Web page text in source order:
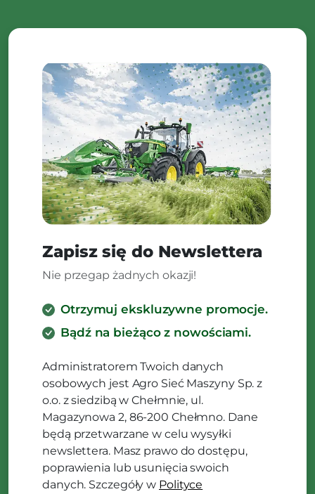
Zapisz się do Newslettera
Nie przegap żadnych okazji!
Otrzymuj ekskluzywne promocje.
Bądź na bieżąco z nowościami.
Administratorem Twoich danych
osobowych jest Agro Sieć Maszyny Sp. z
o.o. z siedzibą w Chełmnie, ul.
Magazynowa 2, 86-200 Chełmno. Dane
będą przetwarzane w celu wysyłki
newslettera. Masz prawo do dostępu,
poprawienia lub usunięcia swoich
danych. Szczegóły w Polityce